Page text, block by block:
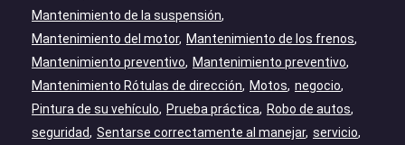
Mantenimiento de la suspensión
Mantenimiento del motor
Mantenimiento de los frenos
Mantenimiento preventivo
Mantenimiento preventivo
Mantenimiento Rótulas de dirección
Motos negocio
Pintura de su vehículo
Prueba práctica
Robo de autos
seguridad
Sentarse correctamente al manejar servicio